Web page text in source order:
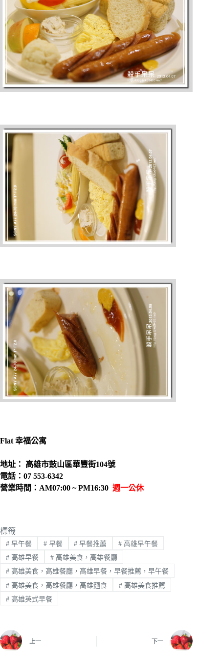
Flat 幸福公寓
地址： 高雄市鼓山區華豐街104號
電話：07 553-6342
營業時間：AM07:00 ~ PM16:30 週一公休
標籤
#早午餐 #早餐 # 早餐推薦 # 高雄早午餐
#高雄早餐 #高雄美食，高雄餐廳
#高雄美食，高雄餐廳，高雄早餐，早餐推薦，早午餐
#高雄美食，高雄餐廳，高雄麵食 #高雄美食推薦
#高雄英式早餐
上一 下一